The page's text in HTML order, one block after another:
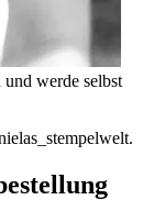
werde selbst